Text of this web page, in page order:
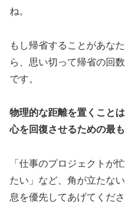
ね。
もし帰省することがあな
ら、思い切って帰省の回
です。
物理的な距離を置くこと
心を回復させるための最
「仕事のプロジェクトが
たい」など、角が立たな
息を優先してあげてくださ